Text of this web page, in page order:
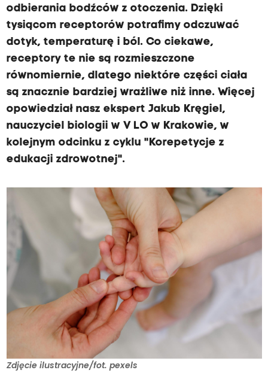
odbierania bodźców z otoczenia. Dzięki
tysiącom receptorów potrafimy odczuwać
dotyk, temperaturę i ból. Co ciekawe,
receptory te nie są rozmieszczone
równomiernie, dlatego niektóre części ciała
są znacznie bardziej wrażliwe niż inne. Więcej
opowiedział nasz ekspert Jakub Kręgiel,
nauczyciel biologii w V LO w Krakowie, w
kolejnym odcinku z cyklu "Korepetycje z
edukacji zdrowotnej".
Zdjęcie ilustracyjne/fot. pexels